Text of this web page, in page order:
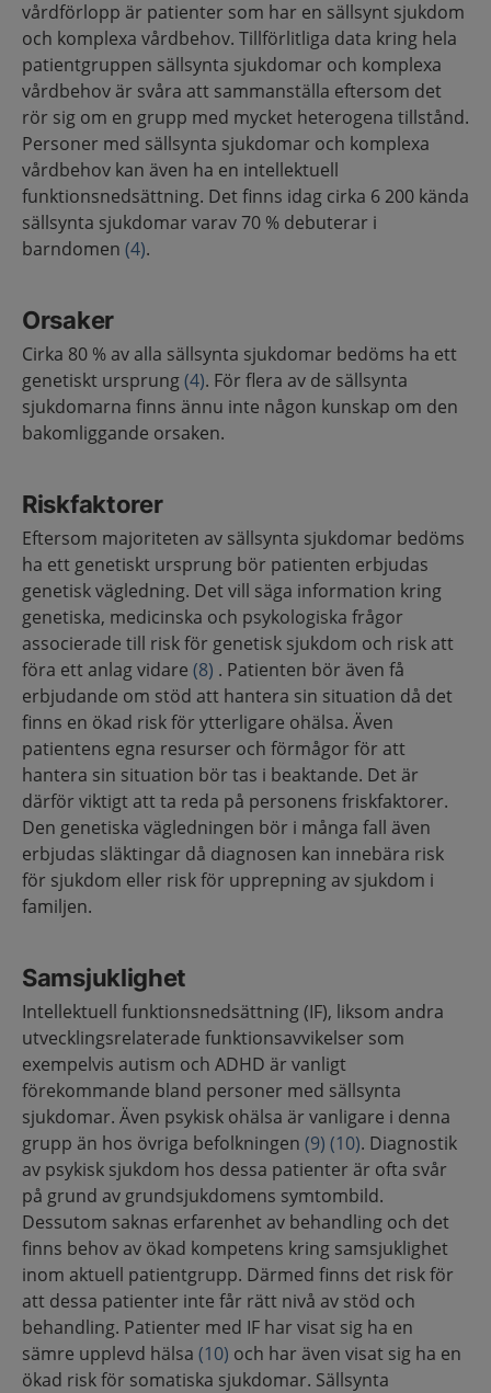
vårdförlopp är patienter som har en sällsynt sjukdom
och komplexa vårdbehov. Tillförlitliga data kring hela
patientgruppen sällsynta sjukdomar och komplexa
vårdbehov är svåra att sammanställa eftersom det
rör sig om en grupp med mycket heterogena tillstånd.
Personer med sällsynta sjukdomar och komplexa
vårdbehov kan även ha en intellektuell
funktionsnedsättning. Det finns idag cirka 6 200 kända
sällsynta sjukdomar varav 70 % debuterar i
barndomen (4).
Orsaker
Cirka 80 % av alla sällsynta sjukdomar bedöms ha ett
genetiskt ursprung(4). För flera av de sällsynta
sjukdomarna finns ännu inte någon kunskap om den
bakomliggande orsaken.
Riskfaktorer
Eftersom majoriteten av sällsynta sjukdomar bedöms
ha ett genetiskt ursprung bör patienten erbjudas
genetisk vägledning. Det vill säga information kring
genetiska, medicinska och psykologiska frågor
associerade till risk för genetisk sjukdom och risk att
föra ett anlag vidare (8) . Patienten bör även få
erbjudande om stöd att hantera sin situation då det
finns en ökad risk för ytterligare ohälsa. Även
patientens egna resurser och förmågor för att
hantera sin situation bör tas i beaktande. Det är
därför viktigt att ta reda på personens friskfaktorer.
Den genetiska vägledningen bör i många fall även
erbjudas släktingar då diagnosen kan innebära risk
för sjukdom eller risk för upprepning av sjukdom i
familjen.
Samsjuklighet
Intellektuell funktionsnedsättning (IF), liksom andra
utvecklingsrelaterade funktionsavvikelser som
exempelvis autism och ADHD är vanligt
förekommande bland personer med sällsynta
sjukdomar. Även psykisk ohälsa är vanligare i denna
grupp än hos övriga befolkningen (9) (10). Diagnostik
av psykisk sjukdom hos dessa patienter är ofta svår
på grund av grundsjukdomens symtombild.
Dessutom saknas erfarenhet av behandling och det
finns behov av ökad kompetens kring samsjuklighet
inom aktuell patientgrupp. Därmed finns det risk för
att dessa patienter inte får rätt nivå av stöd och
behandling. Patienter med IF har visat sig ha en
sämre upplevd hälsa (10) och har även visat sig ha en
ökad risk för somatiska sjukdomar. Sällsynta